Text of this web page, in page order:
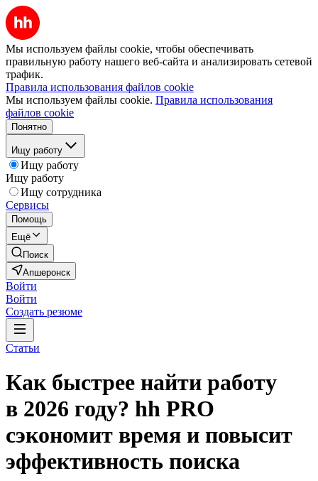
Мы используем файлы cookie, чтобы обеспечивать
правильную работу нашего веб-сайта и анализировать сетевой
трафик.
Правила использования файлов cookie
Мы используем файлы cookie. Правила использования
файлов cookie
Понятно
Ищу работу
Ищу работу
Ищу работу
Ищу сотрудника
Сервисы
Помощь
Ещё
Поиск
Апшеронск
Войти
Войти
Создать резюме
Статьи
Как быстрее найти работу
в 2026 году? hh PRO
сэкономит время и повысит
эффективность поиска